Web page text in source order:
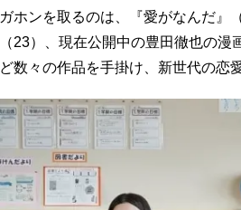
ガホンを取るのは、『愛がなんだ』
（23）、現在公開中の豊田徹也の
ど数々の作品を手掛け、新世代の恋